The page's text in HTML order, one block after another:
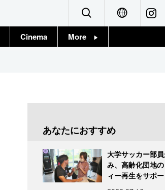
العربية
Cinema More
東京
お知らせ
あなたにおすすめ
大学サッカー部
み、高齢化団地
ィー再生をサポー